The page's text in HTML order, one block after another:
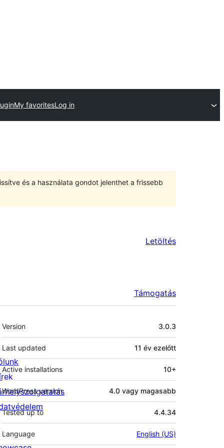
My favoritesLog in
és a használata gondot jelenthet a frissebb
Letöltés
Támogatás
Meta
Version 3.0.3
Last updated 11 év ezelőtt
Active installations 10+
WordPress version 4.0 vagy magasabb
Tested up to 4.4.34
Language English (US)